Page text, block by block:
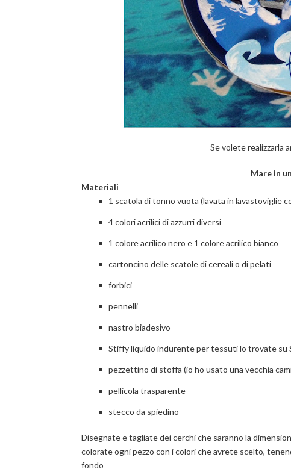
Se volete realizzarla
Mare in
Materiali
1 scatola di tonno vuota (lavata in lavastoviglie
4 colori acrilici di azzurri diversi
1 colore acrilico nero e 1 colore acrilico bianco
cartoncino delle scatole di cereali o di pelati
forbici
pennelli
nastro biadesivo
Stiffy liquido indurente per tessuti lo trovate su
pezzettino di stoffa (io ho usato una vecchia
pellicola trasparente
stecco da spiedino
Disegnate e tagliate dei cerchi che saranno la
colorate ogni pezzo con i colori che avrete scelto,
fondo